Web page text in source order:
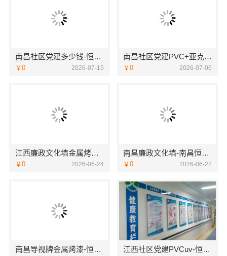
南昌社区党建多少钱-恒辉广告
￥0 2026-07-15
南昌社区党建PVC+亚克力材质-恒辉广告
￥0 2026-07-06
江西廉政文化墙金属烤漆-南昌恒辉广告
￥0 2026-06-24
南昌廉政文化墙-南昌恒辉广告
￥0 2026-06-22
南昌导视牌金属烤漆-恒辉广告 江西社区党建PVCuv-恒辉广告